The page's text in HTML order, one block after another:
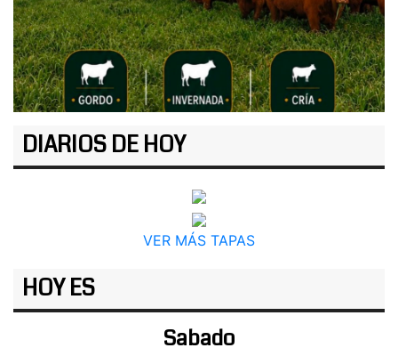
DIARIOS DE HOY
VER MÁS TAPAS
HOY ES
Sabado